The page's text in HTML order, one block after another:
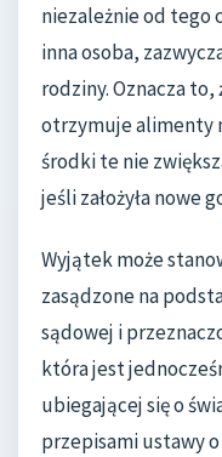
niezależnie od tego
inna osoba,
rodziny. Oznacza
otrzymuje alimenty
środki te nie
jeśli założyła nowe
Wyjątek może
zasądzone na
sądowej i
która jest
ubiegającej się o
przepisami ustawy